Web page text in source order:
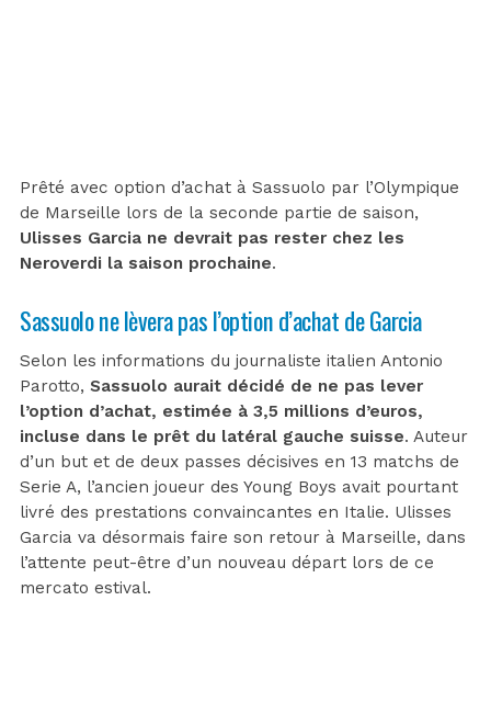
Prêté avec option d’achat à Sassuolo par l’Olympique
de Marseille lors de la seconde partie de saison,
Ulisses Garcia ne devrait pas rester chez les
Neroverdi la saison prochaine.
Sassuolo ne lèvera pas l’option d’achat de Garcia
Selon les informations du journaliste italien Antonio
Parotto, Sassuolo aurait décidé de ne pas lever
l’option d’achat, estimée à 3,5 millions d’euros,
incluse dans le prêt du latéral gauche suisse. Auteur
d’un but et de deux passes décisives en 13 matchs de
Serie A, l’ancien joueur des Young Boys avait pourtant
livré des prestations convaincantes en Italie. Ulisses
Garcia va désormais faire son retour à Marseille, dans
l’attente peut-être d’un nouveau départ lors de ce
mercato estival.